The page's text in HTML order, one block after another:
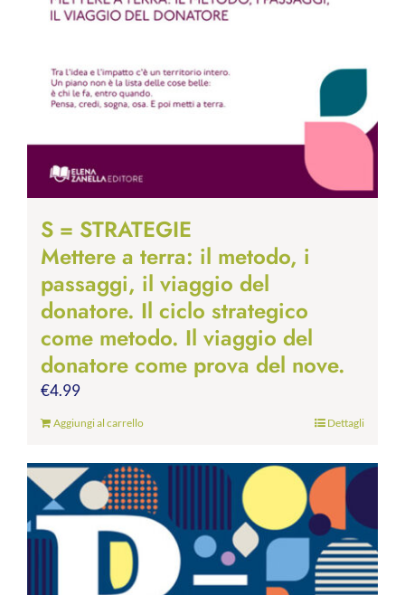
S = STRATEGIE
Mettere a terra: il metodo, i
passaggi, il viaggio del
donatore. Il ciclo strategico
come metodo. Il viaggio del
donatore come prova del nove.
€4.99
Aggiungi al carrello Dettagli